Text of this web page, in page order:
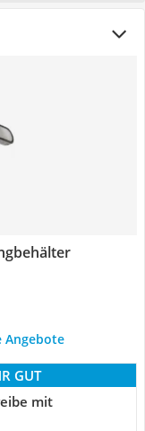
Angebote
GUT
mit